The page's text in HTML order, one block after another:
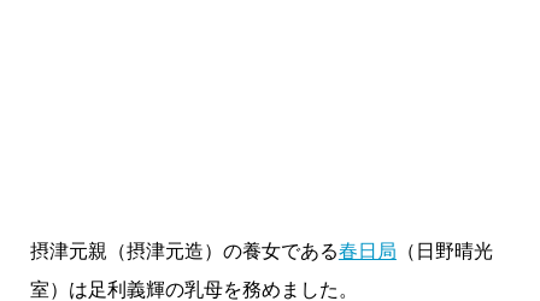
摂津元親（摂津元造）の養女である春日局 （日野晴光
室）は足利義輝の乳母を務めました。